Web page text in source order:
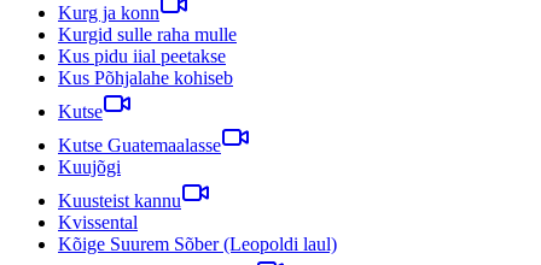
Kurg ja konn
Kurgid sulle raha mulle
Kus pidu iial peetakse
Kus Põhjalahe kohiseb
Kutse
Kutse Guatemaalasse
Kuujõgi
Kuusteist kannu
Kvissental
Kõige Suurem Sõber (Leopoldi laul)